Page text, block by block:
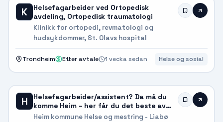
K
Helsefagarbeider ved Ortopedisk
avdeling, Ortopedisk traumatologi
Klinikk for ortopedi, revmatologi og
hudsykdommer, St. Olavs hospital
Trondheim Etter avtale 1 vecka sedan Helse og sosial
H
Helsefagarbeider/assistent? Da må du
komme Heim – her får du det beste av
det meste!
Heim kommune Helse og mestring - Liabø